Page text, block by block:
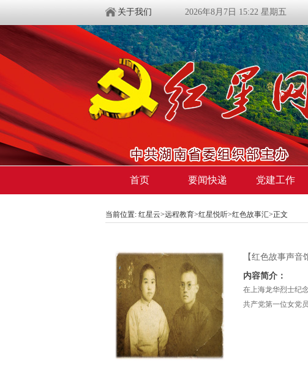
关于我们 2026年8月7日 15:22 星期五
首页 要闻快递 党建工作
当前位置: 红星云>远程教育>红星悦听>红色故事汇>正文
【红色故事声
内容简介：
在上海龙华烈士纪
共产党第一位女党